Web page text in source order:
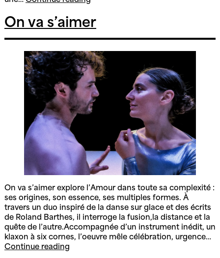
de
Lila
On va s’aimer
On va s’aimer explore l’Amour dans toute sa complexité :
ses origines, son essence, ses multiples formes. À
travers un duo inspiré de la danse sur glace et des écrits
de Roland Barthes, il interroge la fusion,la distance et la
quête de l’autre.Accompagnée d’un instrument inédit, un
klaxon à six cornes, l’oeuvre mêle célébration, urgence…
Continue readingOn